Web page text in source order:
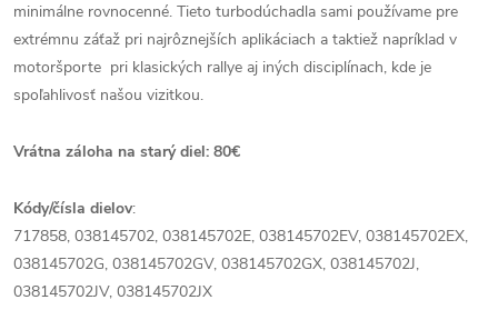
minimálne rovnocenné. Tieto turbodúchadla sami používame pre
extrémnu záťaž pri najrôznejších aplikáciach a taktiež napríklad v
motoršporte pri klasických rallye aj iných disciplínach, kde je
spoľahlivosť našou vizitkou.
Vrátna záloha na starý diel: 80€
Kódy/čísla dielov:
717858, 038145702, 038145702E, 038145702EV, 038145702EX,
038145702G, 038145702GV, 038145702GX, 038145702J,
038145702JV, 038145702JX